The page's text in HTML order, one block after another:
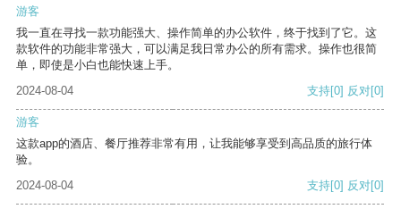
游客
我一直在寻找一款功能强大、操作简单的办公软件，终于找到了它。这
款软件的功能非常强大，可以满足我日常办公的所有需求。操作也很简
单，即使是小白也能快速上手。
2024-08-04
支持[0] 反对[0]
游客
这款app的酒店、餐厅推荐非常有用，让我能够享受到高品质的旅行体
验。
2024-08-04
支持[0] 反对[0]